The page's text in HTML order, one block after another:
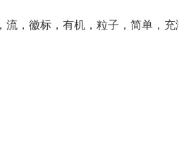
，徽标，有机，粒子，简单，